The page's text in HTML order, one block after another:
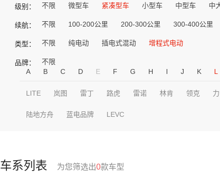
级别： 不限 微型车 紧凑型车 小型车 中型车 中
续航： 不限 100-200公里 200-300公里 300-400公里
类型： 不限 纯电动 插电式混动 增程式电动
品牌：
不限
A
B C D E F G H I J K L
LITE 岚图 雷丁 路虎 雷诺 林肯 领克
陆地方舟 蓝电品牌 LEVC
车系列表 为您筛选出0款车型